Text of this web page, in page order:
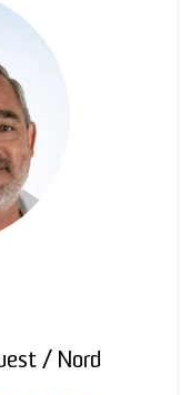
/ Nord